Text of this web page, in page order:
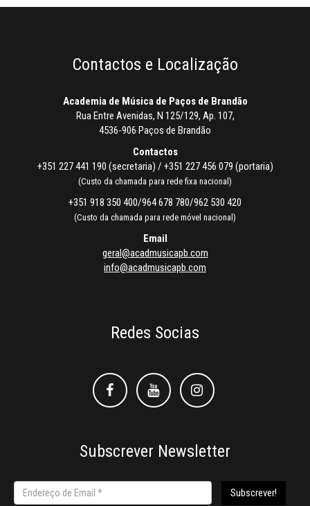
Contactos e Localização
Academia de Música de Paços de Brandão
Rua Entre Avenidas, N 125/129, Ap. 107,
4536-906 Paços de Brandão
Contactos
+351 227 441 190 (secretaria) / +351 227 456 079 (portaria)
(Custo da chamada para rede fixa nacional)
+351 918 350 400/964 678 780/962 530 420
(Custo da chamada para rede móvel nacional)
Email
geral@acadmusicapb.com
info@acadmusicapb.com
Redes Socias
FacebookFacebookInstagram
Subscrever Newsletter